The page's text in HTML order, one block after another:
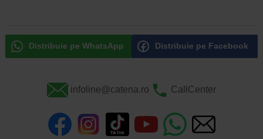
Distribuie pe WhatsApp Distribuie pe Facebook
infoline@catena.ro CallCenter